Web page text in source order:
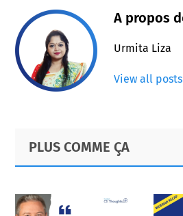
A propos
Urmita Liza
View all
Primary
Sidebar
Footer
PLUS COMME ÇA